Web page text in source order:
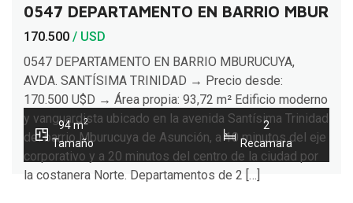
0547 DEPARTAMENTO EN BARRIO
170.500 / USD
0547 DEPARTAMENTO EN BARRIO MBURUCUYA,
AVDA. SANTÍSIMA TRINIDAD → Precio desde:
170.500 U$D → Área propia: 93,72 m² Edificio moderno
y vanguardista ubicado en la avenida Santísima Trinidad
del barrio Mburucuya de Asunción, a 10 minutos del eje
corporativo y a 20 minutos del centro de la ciudad por
la costanera Norte. Departamentos de 2 […]
94 m2
Tamaño
2
Recamara